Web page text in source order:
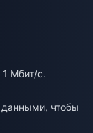
1 Мбит/с.
чтобы